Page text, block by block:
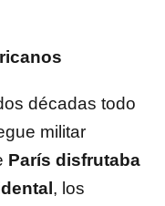
décadas todo
militar
París disfrutaba
, los